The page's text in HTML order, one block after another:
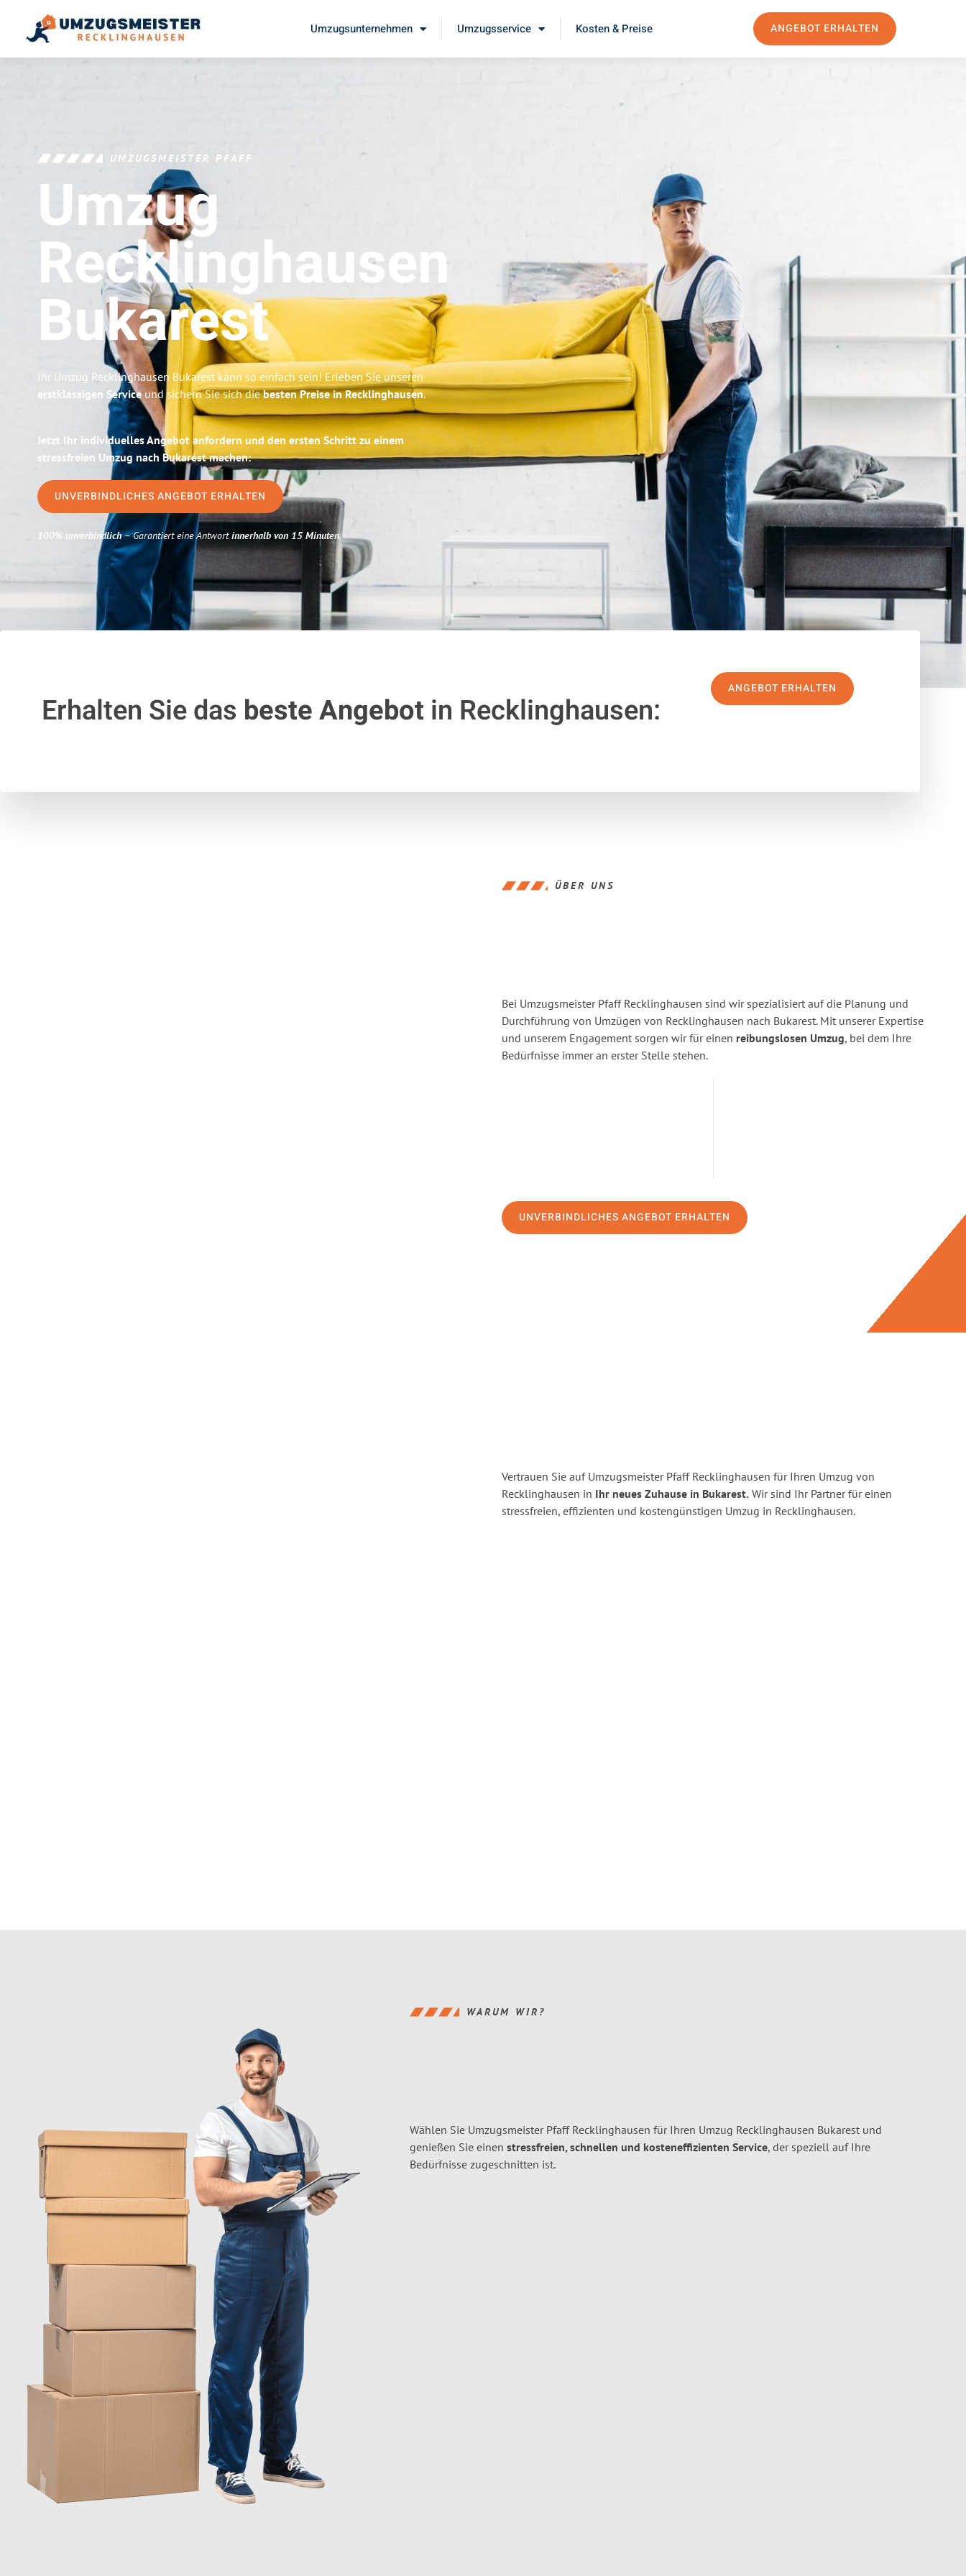
Umzugsunternehmen Umzugsservice Kosten & Preise ANGEBOT ERHALTEN
UMZUGSMEISTER PFAFF
Umzug
Recklinghausen
Bukarest
Ihr Umzug Recklinghausen Bukarest kann so einfach sein! Erleben Sie unseren
erstklassigen Serviceund sichern Sie sich diebesten Preise in Recklinghausen.
Jetzt Ihr individuelles Angebot anfordern und den ersten Schritt zu einem
stressfreien Umzug nach Bukarest machen:
UNVERBINDLICHES ANGEBOT ERHALTEN
100% unverbindlich– Garantiert eine Antwortinnerhalb von 15 Minuten.
Erhalten Sie das beste Angebotin Recklinghausen:
ANGEBOT ERHALTEN
ÜBER UNS
Bei Umzugsmeister Pfaff Recklinghausen sind wir spezialisiert auf die Planung und
Durchführung von Umzügen von Recklinghausen nach Bukarest. Mit unserer Expertise
und unserem Engagement sorgen wir für einen reibungslosen Umzug, bei dem Ihre
Bedürfnisse immer an erster Stelle stehen.
UNVERBINDLICHES ANGEBOT ERHALTEN
Vertrauen Sie auf Umzugsmeister Pfaff Recklinghausen für Ihren Umzug von
Recklinghausen in Ihr neues Zuhause in Bukarest. Wir sind Ihr Partner für einen
stressfreien, effizienten und kostengünstigen Umzug in Recklinghausen.
WARUM WIR?
Wählen Sie Umzugsmeister Pfaff Recklinghausen für Ihren Umzug Recklinghausen Bukarest und
genießen Sie einen stressfreien, schnellen und kosteneffizienten Service, der speziell auf Ihre
Bedürfnisse zugeschnitten ist.